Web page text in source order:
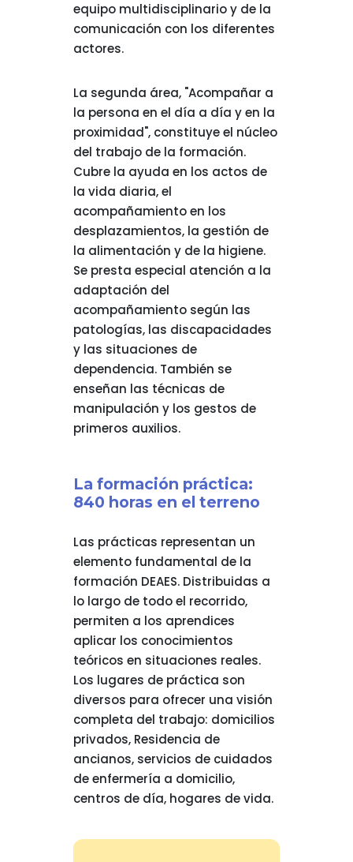
equipo multidisciplinario y de la
comunicación con los diferentes
actores.
La segunda área, "Acompañar a
la persona en el día a día y en la
proximidad", constituye el núcleo
del trabajo de la formación.
Cubre la ayuda en los actos de
la vida diaria, el
acompañamiento en los
desplazamientos, la gestión de
la alimentación y de la higiene.
Se presta especial atención a la
adaptación del
acompañamiento según las
patologías, las discapacidades
y las situaciones de
dependencia. También se
enseñan las técnicas de
manipulación y los gestos de
primeros auxilios.
La formación práctica:
840 horas en el terreno
Las prácticas representan un
elemento fundamental de la
formación DEAES. Distribuidas a
lo largo de todo el recorrido,
permiten a los aprendices
aplicar los conocimientos
teóricos en situaciones reales.
Los lugares de práctica son
diversos para ofrecer una visión
completa del trabajo: domicilios
privados, Residencia de
ancianos, servicios de cuidados
de enfermería a domicilio,
centros de día, hogares de vida.